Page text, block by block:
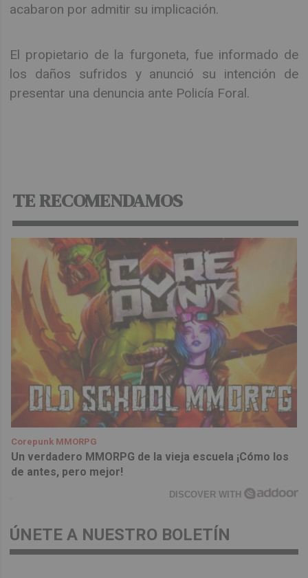
acabaron por admitir su implicación.
El propietario de la furgoneta, fue informado de
los daños sufridos y anunció su intención de
presentar una denuncia ante Policía Foral.
TE RECOMENDAMOS
Corepunk MMORPG
Un verdadero MMORPG de la vieja escuela ¡Cómo los
de antes, pero mejor!
DISCOVER WITH
ÚNETE A NUESTRO BOLETÍN